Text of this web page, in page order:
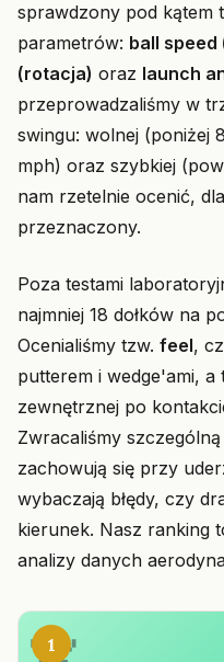
sprawdzony pod kątem
parametrów: ball speed
(rotacja) oraz launch
przeprowadzaliśmy w
swingu: wolnej (poniżej
mph) oraz szybkiej
nam rzetelnie ocenić,
przeznaczony.
Poza testami
najmniej 18 dołków na
Ocenialiśmy tzw. feel,
putterem i wedge'ami, a
zewnętrznej po
Zwracaliśmy
zachowują się przy
wybaczają błędy, czy
kierunek. Nasz ranking
analizy danych
1